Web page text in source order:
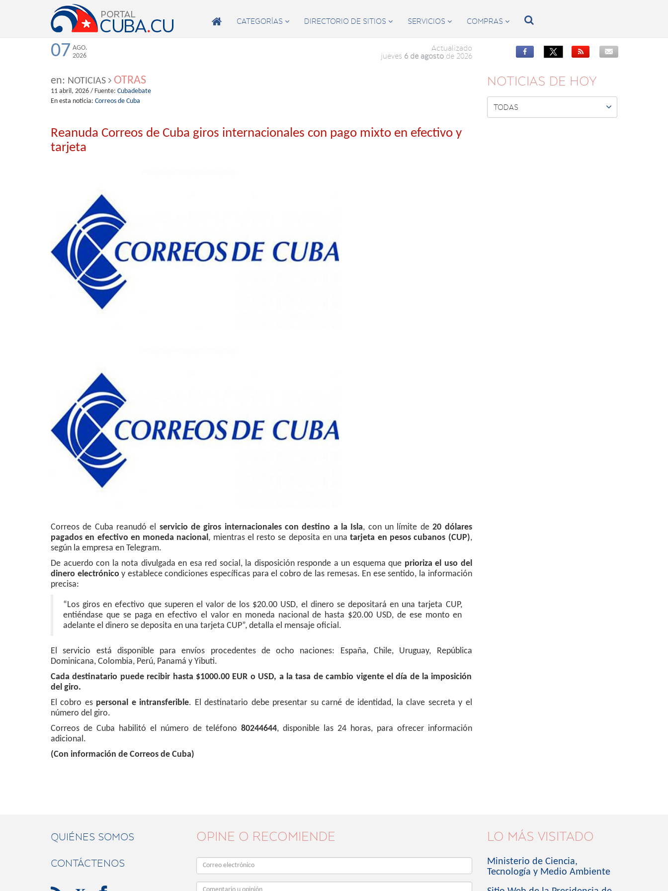
 CATEGORÍAS  DIRECTORIO DE SITIOS  SERVICIOS  COMPRAS  
07 AGO.
2026
Actualizado
jueves 6 de agostode 2026


en: NOTICIAS OTRAS
11 abril, 2026 / Fuente: Cubadebate
En esta noticia: Correos de Cuba
Reanuda Correos de Cuba giros internacionales con pago mixto en efectivo y
tarjeta
Correos de Cuba reanudó el servicio de giros internacionales con destino a la Isla, con un límite de20 dólares
pagados en efectivo en moneda nacional, mientras el resto se deposita en unatarjeta en pesos cubanos (CUP),
según la empresa en Telegram.
De acuerdo con la nota divulgada en esa red social, la disposición responde a un esquema que prioriza el uso del
dinero electrónico y establece condiciones específicas para el cobro de las remesas. En ese sentido, la información
precisa:
“Los giros en efectivo que superen el valor de los $20.00 USD, el dinero se depositará en una tarjeta CUP,
entiéndase que se paga en efectivo el valor en moneda nacional de hasta $20.00 USD, de ese monto en
adelante el dinero se deposita en una tarjeta CUP”, detalla el mensaje oficial.
El servicio está disponible para envíos procedentes de ocho naciones: España, Chile, Uruguay, República
Dominicana, Colombia, Perú, Panamá y Yibuti.
Cada destinatario puede recibir hasta $1000.00 EUR o USD, a la tasa de cambio vigente el día de la imposición
del giro.
El cobro es personal e intransferible. El destinatario debe presentar su carné de identidad, la clave secreta y el
número del giro.
Correos de Cuba habilitó el número de teléfono 80244644, disponible las 24 horas, para ofrecer información
adicional.
(Con información de Correos de Cuba)
NOTICIAS DE HOY
TODAS 
QUIÉNES SOMOS
CONTÁCTENOS
OPINE O RECOMIENDE LO MÁS VISITADO
Ministerio de Ciencia,
Tecnología y Medio Ambiente